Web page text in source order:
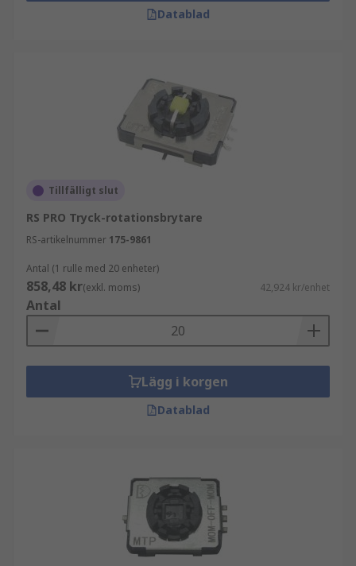
Datablad
Tillfälligt slut
RS PRO Tryck-rotationsbrytare
RS-artikelnummer 175-9861
Antal (1 rulle med 20 enheter)
858,48 kr(exkl. moms) 42,924 kr/enhet
Antal
Lägg i korgen
Datablad